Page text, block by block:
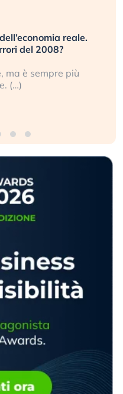
reale.
del 2008?
ma è sempre più
(…)